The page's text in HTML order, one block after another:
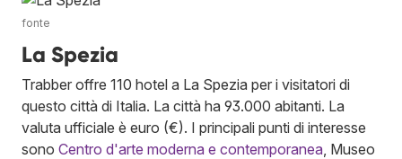
fonte
La Spezia
Trabber offre 110 hotel a La Spezia per i visitatori di
questo città di Italia. La città ha 93.000 abitanti. La
valuta ufficiale è euro (€). I principali punti di interesse
sono Centro d'arte moderna e contemporanea , Museo